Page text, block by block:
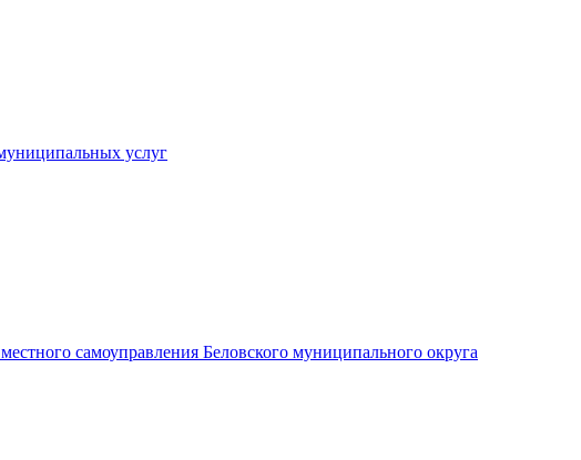
услуг
самоуправления Беловского муниципального округа